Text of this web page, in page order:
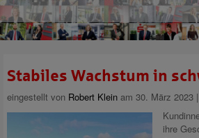
Stabiles Wachstum in
eingestellt von Robert Klein am 30. März 2023
ihre